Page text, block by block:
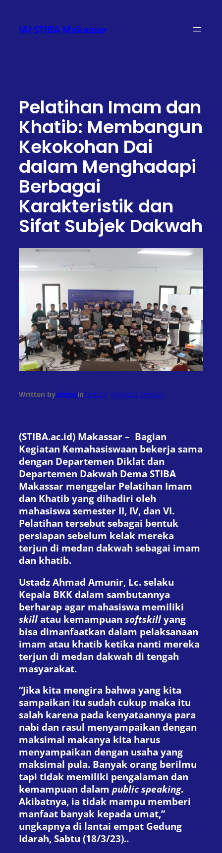
konten
IAI STIBA Makassar
Pelatihan Imam dan
Khatib: Membangun
Kekokohan Dai
dalam Menghadapi
Berbagai
Karakteristik dan
Sifat Subjek Dakwah
Written byadmininFeature, Kegiatan Kampus
(STIBA.ac.id) Makassar – Bagian
Kegiatan Kemahasiswaan bekerja sama
dengan Departemen Diklat dan
Departemen Dakwah Dema STIBA
Makassar menggelar Pelatihan Imam
dan Khatib yang dihadiri oleh
mahasiswa semester II, IV, dan VI.
Pelatihan tersebut sebagai bentuk
persiapan sebelum kelak mereka
terjun di medan dakwah sebagai imam
dan khatib.
Ustadz Ahmad Amunir, Lc. selaku
Kepala BKK dalam sambutannya
berharap agar mahasiswa memiliki
skill atau kemampuan softskill yang
bisa dimanfaatkan dalam pelaksanaan
imam atau khatib ketika nanti mereka
terjun di medan dakwah di tengah
masyarakat.
“Jika kita mengira bahwa yang kita
sampaikan itu sudah cukup maka itu
salah karena pada kenyataannya para
nabi dan rasul menyampaikan dengan
maksimal makanya kita harus
menyampaikan dengan usaha yang
maksimal pula. Banyak orang berilmu
tapi tidak memiliki pengalaman dan
kemampuan dalam public speaking.
Akibatnya, ia tidak mampu memberi
manfaat banyak kepada umat,”
ungkapnya di lantai empat Gedung
Idarah, Sabtu (18/3/23)..